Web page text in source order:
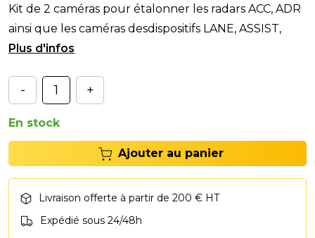
Kit de 2 caméras pour étalonner les radars ACC, ADR
ainsi que les caméras desdispositifs LANE, ASSIST,
LDW et NIGHT VISION.#
- +
En stock
Ajouter au panier
Livraison offerte à partir de 200 € HT
Expédié sous 24/48h